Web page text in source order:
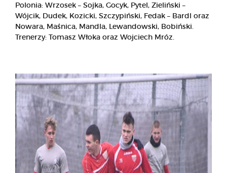
Polonia: Wrzosek – Sojka, Gocyk, Pytel, Zieliński –
Wójcik, Dudek, Kozicki, Szczypiński, Fedak – Bardl oraz
Nowara, Maśnica, Mandla, Lewandowski, Bobiński.
Trenerzy: Tomasz Włoka oraz Wojciech Mróz.